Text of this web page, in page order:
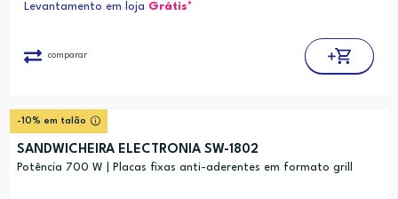
Levantamento em loja Grátis*
comparar
-10% em talão
SANDWICHEIRA ELECTRONIA SW-1802
Potência 700 W | Placas fixas anti-aderentes em formato grill